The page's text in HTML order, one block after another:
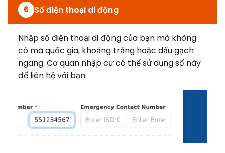
6 Số điện thoại di động
Nhập số điện thoại di động của bạn mà không
có mã quốc gia, khoảng trắng hoặc dấu gạch
ngang. Cơ quan nhập cư có thể sử dụng số này
để liên hệ với bạn.